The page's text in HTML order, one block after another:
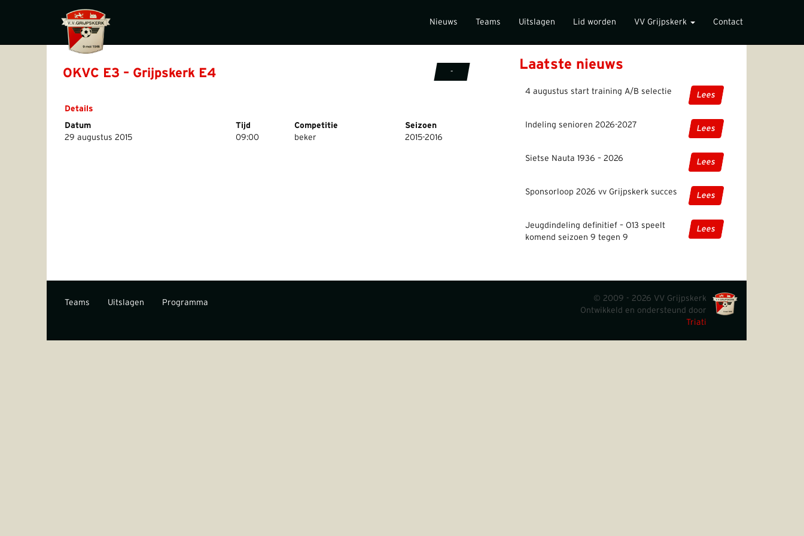
Nieuws Teams Uitslagen Lid worden VV Grijpskerk Contact
OKVC E3 – Grijpskerk E4 -
Details
Datum
Tijd Competitie
Seizoen
29 augustus 2015
09:00 beker 2015-2016
Laatste nieuws
4 augustus start training A/B selectie Lees
Indeling senioren 2026-2027 Lees
Sietse Nauta 1936 – 2026 Lees
Sponsorloop 2026 vv Grijpskerk succes Lees
Jeugdindeling definitief – O13 speelt
komend seizoen 9 tegen 9
Lees
Teams Uitslagen Programma
© 2009 - 2026 VV Grijpskerk
Ontwikkeld en ondersteund door
Triati